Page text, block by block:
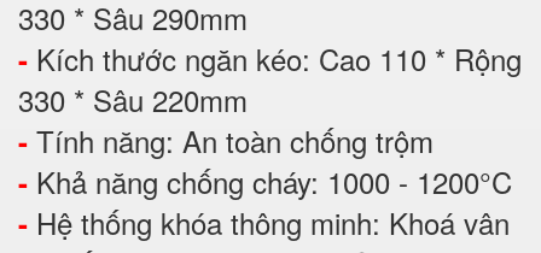
330 * Sâu 290mm
- Kích thước ngăn kéo: Cao 110 * Rộng
330 * Sâu 220mm
- Tính năng: An toàn chống trộm
- Khả năng chống cháy: 1000 - 1200°C
- Hệ thống khóa thông minh: Khoá vân